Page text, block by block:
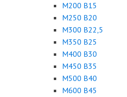
М200 B15
М250 B20
М300 B22,5
М350 B25
М400 B30
М450 B35
М500 B40
М600 B45